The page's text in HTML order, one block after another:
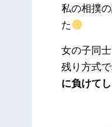
私の相撲
た
女の子同
残り方式
に負けて